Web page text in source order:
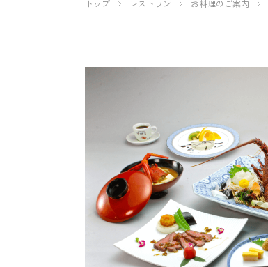
トップ レストラン お料理のご案内